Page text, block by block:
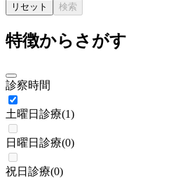
リセット 検索
特徴からさがす
診察時間
土曜日診療(1)
日曜日診療(0)
祝日診療(0)